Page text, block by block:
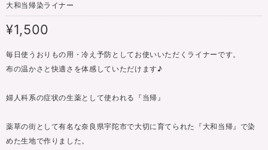
大和当帰染ライナー
¥1,500
毎日使うおりもの用・冷え予防としてお使いいただくライナーです。
布の温かさと快適さを体感していただけます♪
婦人科系の症状の生薬として使われる『当帰』
薬草の街として有名な奈良県宇陀市で大切に育てられた『大和当帰』で染
めた生地で作りました。